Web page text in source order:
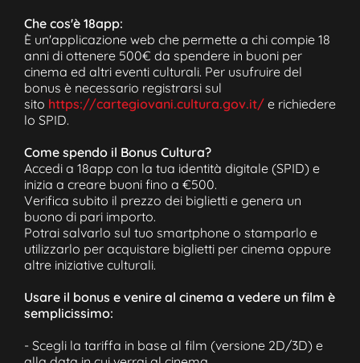
Che cos'è 18app:
È un'applicazione web che permette a chi compie 18
anni di ottenere 500€ da spendere in buoni per
cinema ed altri eventi culturali. Per usufruire del
bonus è necessario registrarsi sul
sito https://cartegiovani.cultura.gov.it/ e richiedere
lo SPID.
Come spendo il Bonus Cultura?
Accedi a 18app con la tua identità digitale (SPID) e
inizia a creare buoni fino a €500.
Verifica subito il prezzo dei biglietti e genera un
buono di pari importo.
Potrai salvarlo sul tuo smartphone o stamparlo e
utilizzarlo per acquistare biglietti per cinema oppure
altre iniziative culturali.
Usare il bonus e venire al cinema a vedere un film è
semplicissimo:
- Scegli la tariffa in base al film (versione 2D/3D) e